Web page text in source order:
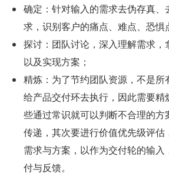
确定：针对输入的需求去伪存真、
求，识别客户的痛点、难点、恐惧
探讨：团队讨论，深入理解需求，
以及实现方案；
精炼：为了节约团队资源，不是所
给产品交付环去执行，因此需要
些通过常识就可以判断不合理的
传递，其次要进行价值优先级评估
需求与方案，以作为交付轮的输入
付与反馈。